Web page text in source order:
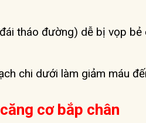
tháo đường) dễ bị vọp bẻ
chi dưới làm giảm máu
cơ bắp chân